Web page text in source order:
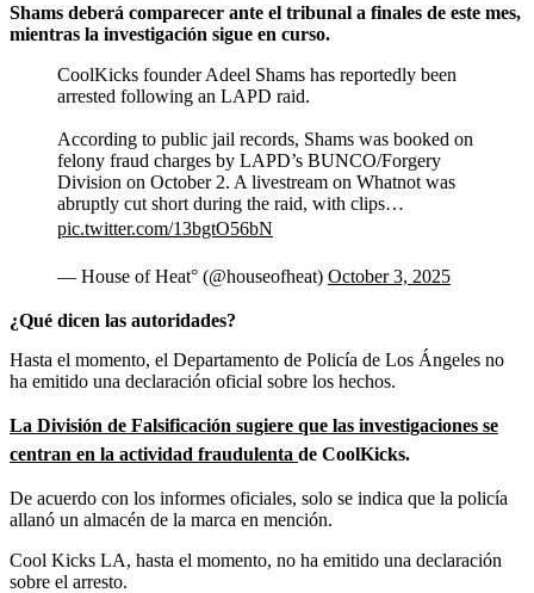
Shams deberá comparecer ante el tribunal a finales de este mes,
mientras la investigación sigue en curso.
CoolKicks founder Adeel Shams has reportedly been
arrested following an LAPD raid.
According to public jail records, Shams was booked on
felony fraud charges by LAPD’s BUNCO/Forgery
Division on October 2. A livestream on Whatnot was
abruptly cut short during the raid, with clips…
pic.twitter.com/13bgtO56bN
— House of Heat° (@houseofheat) October 3, 2025
¿Qué dicen las autoridades?
Hasta el momento, el Departamento de Policía de Los Ángeles no
ha emitido una declaración oficial sobre los hechos.
La División de Falsificación sugiere que las investigaciones se
centran en la actividad fraudulenta de CoolKicks.
De acuerdo con los informes oficiales, solo se indica que la policía
allanó un almacén de la marca en mención.
Cool Kicks LA, hasta el momento, no ha emitido una declaración
sobre el arresto.